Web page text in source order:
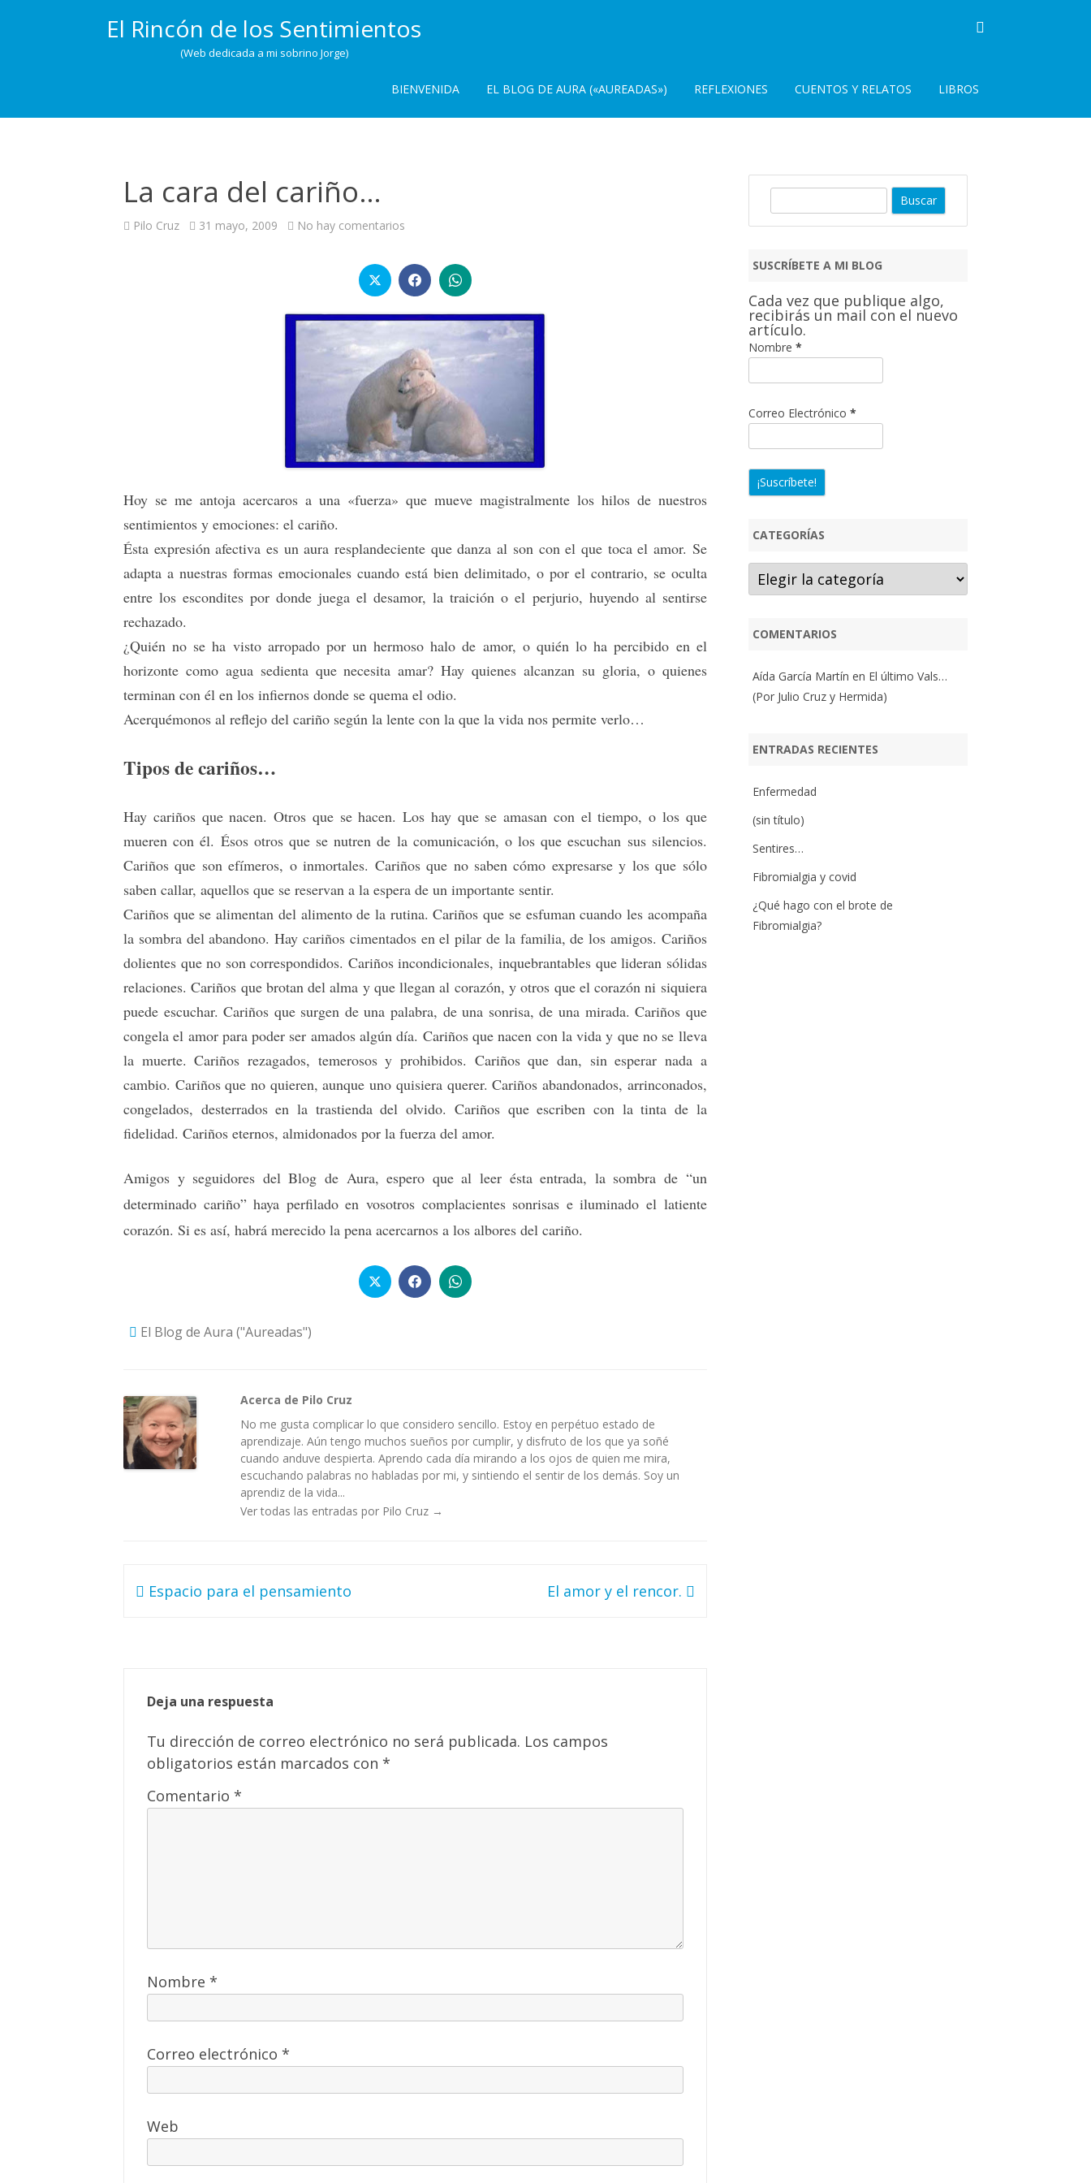
El Rincón de los Sentimientos
(Web dedicada a mi sobrino Jorge)
BIENVENIDA EL BLOG DE AURA («AUREADAS») REFLEXIONES CUENTOS Y RELATOS LIBROS
La cara del cariño…
Pilo Cruz 31 mayo, 2009 No hay comentarios
cariño…
Hoy se me antoja acercaros a una «fuerza» que mueve magistralmente los hilos de nuestros
sentimientos y emociones: el cariño.
Ésta expresión afectiva es un aura resplandeciente que danza al son con el que toca el amor. Se
adapta a nuestras formas emocionales cuando está bien delimitado, o por el contrario, se oculta
entre los escondites por donde juega el desamor, la traición o el perjurio, huyendo al sentirse
rechazado.
¿Quién no se ha visto arropado por un hermoso halo de amor, o quién lo ha percibido en el
horizonte como agua sedienta que necesita amar? Hay quienes alcanzan su gloria, o quienes
terminan con él en los infiernos donde se quema el odio.
Acerquémonos al reflejo del cariño según la lente con la que la vida nos permite verlo…
Tipos de cariños…
Hay cariños que nacen. Otros que se hacen. Los hay que se amasan con el tiempo, o los que
mueren con él. Ésos otros que se nutren de la comunicación, o los que escuchan sus silencios.
Cariños que son efímeros, o inmortales. Cariños que no saben cómo expresarse y los que sólo
saben callar, aquellos que se reservan a la espera de un importante sentir.
Cariños que se alimentan del alimento de la rutina. Cariños que se esfuman cuando les acompaña
la sombra del abandono. Hay cariños cimentados en el pilar de la familia, de los amigos. Cariños
dolientes que no son correspondidos. Cariños incondicionales, inquebrantables que lideran sólidas
relaciones. Cariños que brotan del alma y que llegan al corazón, y otros que el corazón ni siquiera
puede escuchar. Cariños que surgen de una palabra, de una sonrisa, de una mirada. Cariños que
congela el amor para poder ser amados algún día. Cariños que nacen con la vida y que no se lleva
la muerte. Cariños rezagados, temerosos y prohibidos. Cariños que dan, sin esperar nada a
cambio. Cariños que no quieren, aunque uno quisiera querer. Cariños abandonados, arrinconados,
congelados, desterrados en la trastienda del olvido. Cariños que escriben con la tinta de la
fidelidad. Cariños eternos, almidonados por la fuerza del amor.
Amigos y seguidores del Blog de Aura, espero que al leer ésta entrada, la sombra de “un
determinado cariño” haya perfilado en vosotros complacientes sonrisas e iluminado el latiente
corazón. Si es así, habrá merecido la pena acercarnos a los albores del cariño.
El Blog de Aura ("Aureadas")
Acerca de Pilo Cruz
No me gusta complicar lo que considero sencillo. Estoy en perpétuo estado de
aprendizaje. Aún tengo muchos sueños por cumplir, y disfruto de los que ya soñé
cuando anduve despierta. Aprendo cada día mirando a los ojos de quien me mira,
escuchando palabras no habladas por mi, y sintiendo el sentir de los demás. Soy un
aprendiz de la vida...
Ver todas las entradas por Pilo Cruz →
Navegación
Espacio para el pensamiento El amor y el rencor.
Deja una respuesta
Tu dirección de correo electrónico no será publicada. Los campos
obligatorios están marcados con *
Comentario *
Nombre *
Correo electrónico *
Web
a
r
SUSCRÍBETE A MI BLOG
Cada vez que publique algo,
recibirás un mail con el nuevo
artículo.
Nombre *
Correo Electrónico *
CATEGORÍAS
Categorías
COMENTARIOS
Aída García Martín en El último Vals…
(Por Julio Cruz y Hermida)
ENTRADAS RECIENTES
Enfermedad
(sin título)
Sentires…
Fibromialgia y covid
¿Qué hago con el brote de
Fibromialgia?